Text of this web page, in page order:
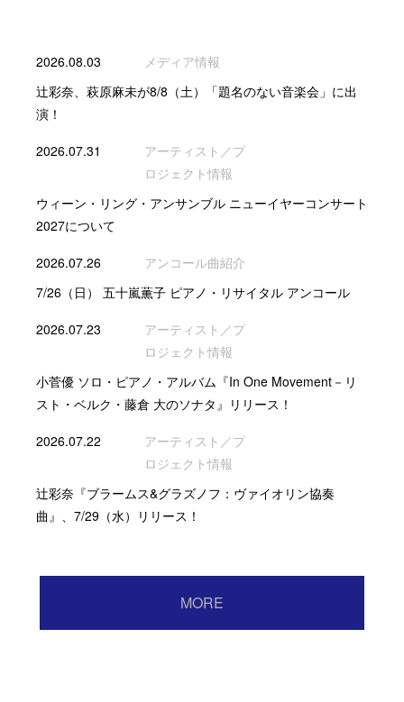
2026.08.03
メディア情報
辻彩奈、萩原麻未が8/8（土）「題名のない音楽会」に出
演！
2026.07.31
アーティスト／プ
ロジェクト情報
ウィーン・リング・アンサンブル ニューイヤーコンサート
2027について
2026.07.26
アンコール曲紹介
7/26（日） 五十嵐薫子 ピアノ・リサイタル アンコール
2026.07.23
アーティスト／プ
ロジェクト情報
小菅優 ソロ・ピアノ・アルバム『In One Movement－リ
スト・ベルク・藤倉 大のソナタ』リリース！
2026.07.22
アーティスト／プ
ロジェクト情報
辻彩奈『ブラームス&グラズノフ：ヴァイオリン協奏
曲』、7/29（水）リリース！
MORE